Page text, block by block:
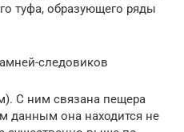
туфа, образующего ряды
следовиков
С ним связана пещера
данным она находится не